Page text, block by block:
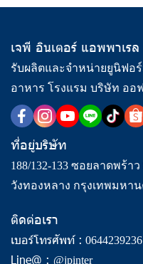
เจพี อินเตอร์ แอพพาเร
รับผลิตและจำหน่ายยูนิฟอ
อาหาร โรงแรม บริษัท ออ
ที่อยู่บริษัท
188/132-133 ซอยลาดพร้า
วังทองหลาง กรุงเทพมหาน
ติดต่อเรา
เบอร์โทรศัพท์ : 0644239236
Line@ : @jpinter